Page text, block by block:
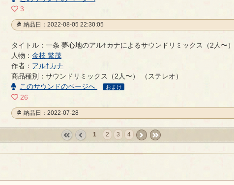
3
納品日：2022-08-05 22:30:05
一条 夢心地のアル†カナによるサウンドリミックス（2人〜）
タイトル：一条 夢心地のアル†カナによるサウンドリミックス（2人〜）
人物： 金枝 繁茂
作者： アル†カナ
商品種別：サウンドリミックス（2人〜） （ステレオ）
このサウンドのページへ
おまけ
26
納品日：2022-07-28
1 2 3
4